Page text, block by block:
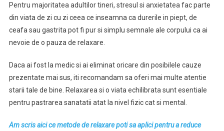
Pentru majoritatea adultilor tineri, stresul si anxietatea fac parte
din viata de zi cu zi ceea ce inseamna ca durerile in piept, de
ceafa sau gastrita pot fi pur si simplu semnale ale corpului ca ai
nevoie de o pauza de relaxare.
Daca ai fost la medic si ai eliminat oricare din posibilele cauze
prezentate mai sus, iti recomandam sa oferi mai multe atentie
starii tale de bine. Relaxarea si o viata echilibrata sunt esentiale
pentru pastrarea sanatatii atat la nivel fizic cat si mental.
Am scris aici ce metode de relaxare poti sa aplici pentru a reduce